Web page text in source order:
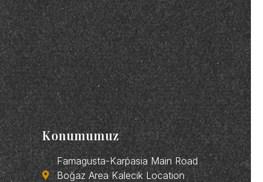
Konumumuz
Famagusta-Karpasia Main Road
Boğaz Area Kalecik Location